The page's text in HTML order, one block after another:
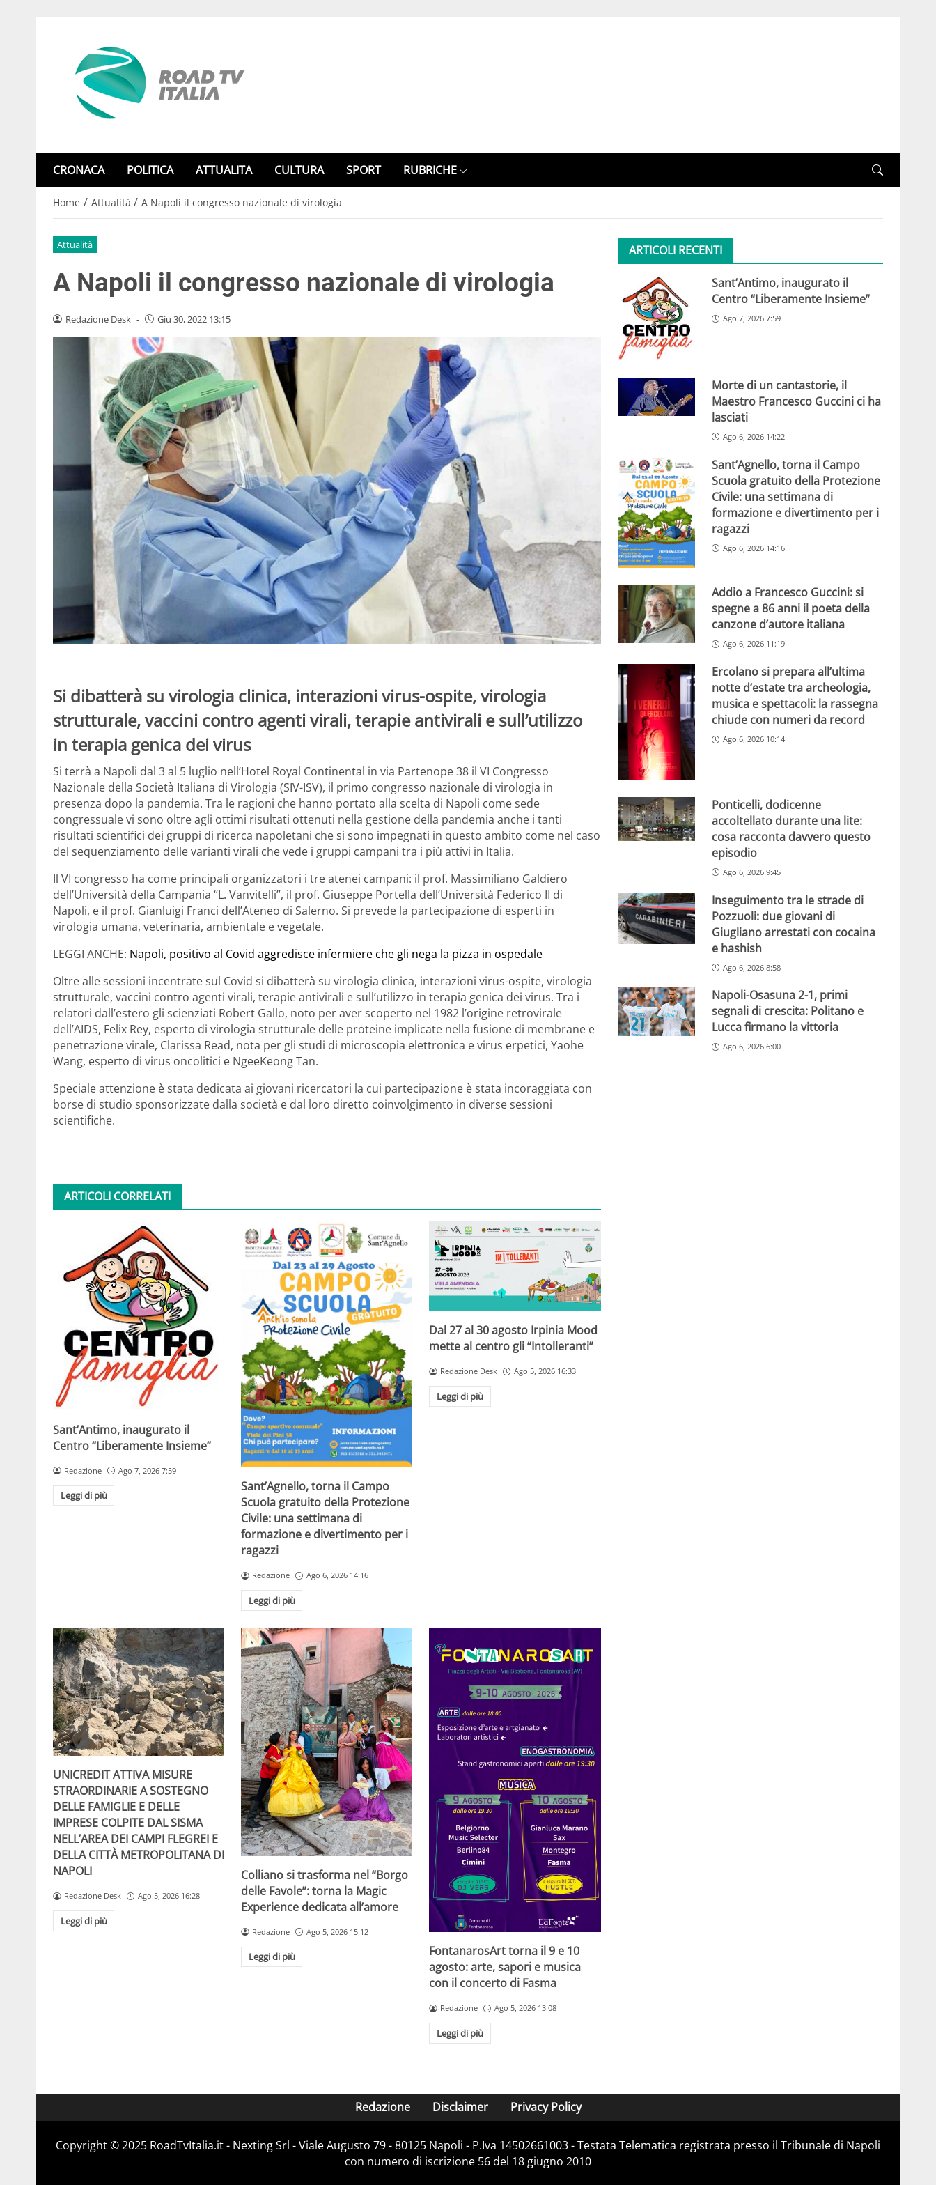
CRONACA POLITICA ATTUALITA CULTURA SPORT RUBRICHE
Home / Attualità / A Napoli il congresso nazionale di virologia
Attualità
A Napoli il congresso nazionale di virologia
Redazione Desk - Giu 30, 2022 13:15
Si dibatterà su virologia clinica, interazioni virus-ospite, virologia
strutturale, vaccini contro agenti virali, terapie antivirali e sull’utilizzo
in terapia genica dei virus
Si terrà a Napoli dal 3 al 5 luglio nell’Hotel Royal Continental in via Partenope 38 il VI Congresso
Nazionale della Società Italiana di Virologia (SIV-ISV), il primo congresso nazionale di virologia in
presenza dopo la pandemia. Tra le ragioni che hanno portato alla scelta di Napoli come sede
congressuale vi sono oltre agli ottimi risultati ottenuti nella gestione della pandemia anche i tanti
risultati scientifici dei gruppi di ricerca napoletani che si sono impegnati in questo ambito come nel caso
del sequenziamento delle varianti virali che vede i gruppi campani tra i più attivi in Italia.
Il VI congresso ha come principali organizzatori i tre atenei campani: il prof. Massimiliano Galdiero
dell’Università della Campania “L. Vanvitelli”, il prof. Giuseppe Portella dell’Università Federico II di
Napoli, e il prof. Gianluigi Franci dell’Ateneo di Salerno. Si prevede la partecipazione di esperti in
virologia umana, veterinaria, ambientale e vegetale.
LEGGI ANCHE: Napoli, positivo al Covid aggredisce infermiere che gli nega la pizza in ospedale
Oltre alle sessioni incentrate sul Covid si dibatterà su virologia clinica, interazioni virus-ospite, virologia
strutturale, vaccini contro agenti virali, terapie antivirali e sull’utilizzo in terapia genica dei virus. Tra i
relatori dall’estero gli scienziati Robert Gallo, noto per aver scoperto nel 1982 l’origine retrovirale
dell’AIDS, Felix Rey, esperto di virologia strutturale delle proteine implicate nella fusione di membrane e
penetrazione virale, Clarissa Read, nota per gli studi di microscopia elettronica e virus erpetici, Yaohe
Wang, esperto di virus oncolitici e NgeeKeong Tan.
Speciale attenzione è stata dedicata ai giovani ricercatori la cui partecipazione è stata incoraggiata con
borse di studio sponsorizzate dalla società e dal loro diretto coinvolgimento in diverse sessioni
scientifiche.
ARTICOLI CORRELATI
Sant’Antimo, inaugurato il
Centro “Liberamente Insieme”
Redazione Ago 7, 2026 7:59
Leggi di più
Sant’Agnello, torna il Campo
Scuola gratuito della Protezione
Civile: una settimana di
formazione e divertimento per i
ragazzi
Redazione Ago 6, 2026 14:16
Leggi di più
Dal 27 al 30 agosto Irpinia Mood
mette al centro gli “Intolleranti”
Redazione Desk Ago 5, 2026 16:33
Leggi di più
UNICREDIT ATTIVA MISURE
STRAORDINARIE A SOSTEGNO
DELLE FAMIGLIE E DELLE
IMPRESE COLPITE DAL SISMA
NELL’AREA DEI CAMPI FLEGREI E
DELLA CITTÀ METROPOLITANA DI
NAPOLI
Redazione Desk Ago 5, 2026 16:28
Leggi di più
Colliano si trasforma nel “Borgo
delle Favole”: torna la Magic
Experience dedicata all’amore
Redazione Ago 5, 2026 15:12
Leggi di più
FontanarosArt torna il 9 e 10
agosto: arte, sapori e musica
con il concerto di Fasma
Redazione Ago 5, 2026 13:08
Leggi di più
ARTICOLI RECENTI
Sant’Antimo, inaugurato il
Centro “Liberamente Insieme”
Ago 7, 2026 7:59
Morte di un cantastorie, il
Maestro Francesco Guccini ci ha
lasciati
Ago 6, 2026 14:22
Sant’Agnello, torna il Campo
Scuola gratuito della Protezione
Civile: una settimana di
formazione e divertimento per i
ragazzi
Ago 6, 2026 14:16
Addio a Francesco Guccini: si
spegne a 86 anni il poeta della
canzone d’autore italiana
Ago 6, 2026 11:19
Ercolano si prepara all’ultima
notte d’estate tra archeologia,
musica e spettacoli: la rassegna
chiude con numeri da record
Ago 6, 2026 10:14
Ponticelli, dodicenne
accoltellato durante una lite:
cosa racconta davvero questo
episodio
Ago 6, 2026 9:45
Inseguimento tra le strade di
Pozzuoli: due giovani di
Giugliano arrestati con cocaina
e hashish
Ago 6, 2026 8:58
Napoli-Osasuna 2-1, primi
segnali di crescita: Politano e
Lucca firmano la vittoria
Ago 6, 2026 6:00
Redazione Disclaimer Privacy Policy
Copyright ©️ 2025 RoadTvItalia.it - Nexting Srl - Viale Augusto 79 - 80125 Napoli - P.Iva 14502661003 - Testata Telematica registrata presso il Tribunale di Napoli
con numero di iscrizione 56 del 18 giugno 2010